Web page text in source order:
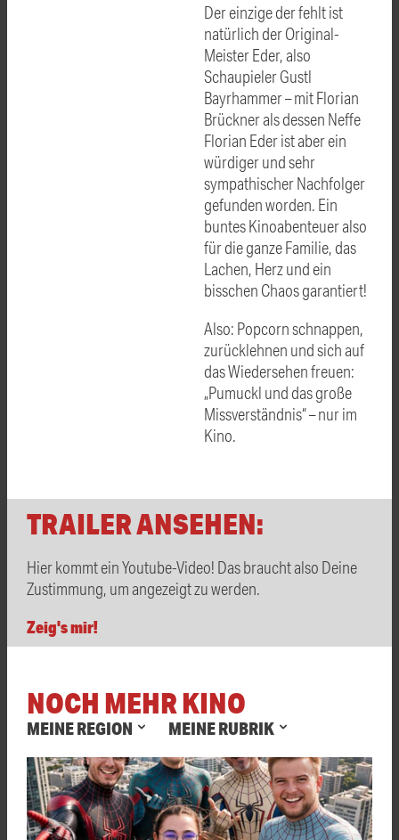
Der einzige der fehlt ist
natürlich der Original-
Meister Eder, also
Schaupieler Gustl
Bayrhammer – mit Florian
Brückner als dessen Neffe
Florian Eder ist aber ein
würdiger und sehr
sympathischer Nachfolger
gefunden worden. Ein
buntes Kinoabenteuer also
für die ganze Familie, das
Lachen, Herz und ein
bisschen Chaos garantiert!
Also: Popcorn schnappen,
zurücklehnen und sich auf
das Wiedersehen freuen:
„Pumuckl und das große
Missverständnis“ – nur im
Kino.
TRAILER ANSEHEN:
Hier kommt ein Youtube-Video! Das braucht also Deine
Zustimmung, um angezeigt zu werden.
Zeig's mir!
NOCH MEHR KINO
MEINE REGION MEINE RUBRIK